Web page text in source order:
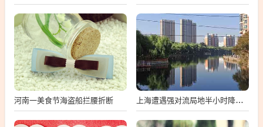
河南一美食节海盗船拦腰折断 上海遭遇强对流局地半小时降温13℃